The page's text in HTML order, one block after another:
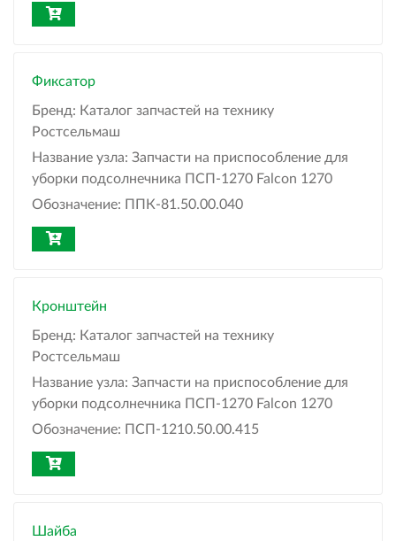
Фиксатор
Бренд: Каталог запчастей на технику
Ростсельмаш
Название узла: Запчасти на приспособление для
уборки подсолнечника ПСП-1270 Falcon 1270
Обозначение: ППК-81.50.00.040
Кронштейн
Бренд: Каталог запчастей на технику
Ростсельмаш
Название узла: Запчасти на приспособление для
уборки подсолнечника ПСП-1270 Falcon 1270
Обозначение: ПСП-1210.50.00.415
Шайба